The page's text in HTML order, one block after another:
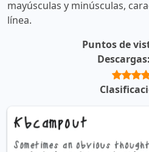
mayúsculas y minúsculas,
línea.
Puntos de
Descargas: